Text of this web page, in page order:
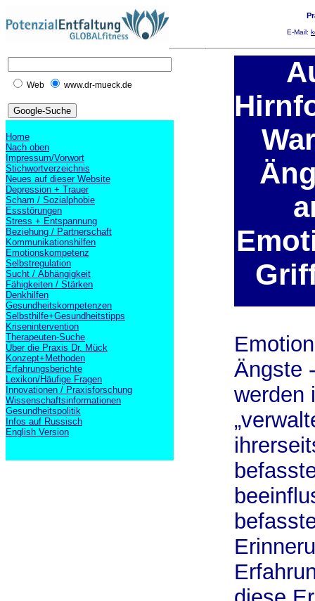
E-Mail:
Web www.dr-mueck.de
Home
Nach oben
Impressum/Vorwort
Stichwortverzeichnis
Neues auf dieser Website
Depression + Trauer
Scham / Sozialphobie
Essstörungen
Stress + Entspannung
Beziehung / Partnerschaft
Kommunikationshilfen
Emotionskompetenz
Selbstregulation
Sucht / Abhängigkeit
Fähigkeiten / Stärken
Denkhilfen
Gesundheitskompetenzen
Selbsthilfe+Gesundheitstipps
Krisenintervention
Therapeuten-Suche
Über die Praxis Dr. Mück
Konzept+Methoden
Erfahrungsberichte
Lexikon/Häufige Fragen
Innovationen / Praxisforschung
Wissenschaftsinformationen
Gesundheitspolitik
Infos auf Russisch
English Version
Ängste
werden